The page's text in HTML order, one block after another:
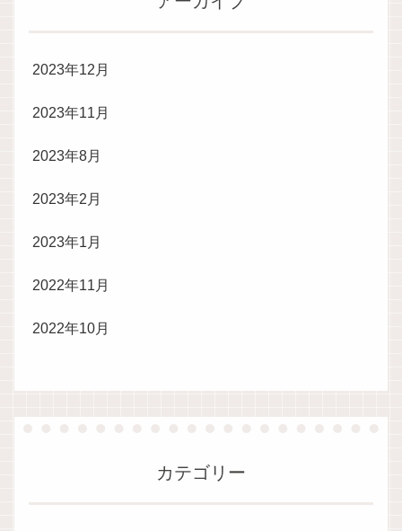
2023年12月
2023年11月
2023年8月
2023年2月
2023年1月
2022年11月
2022年10月
カテゴリー